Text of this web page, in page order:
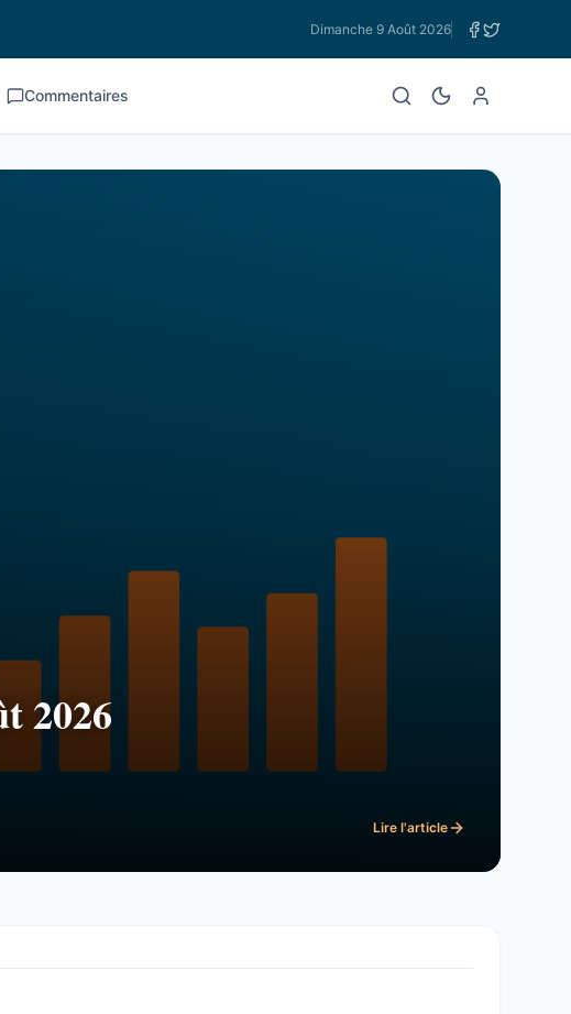
Dimanche 9 Août 2026
Commentaires
2026
Lire l'article